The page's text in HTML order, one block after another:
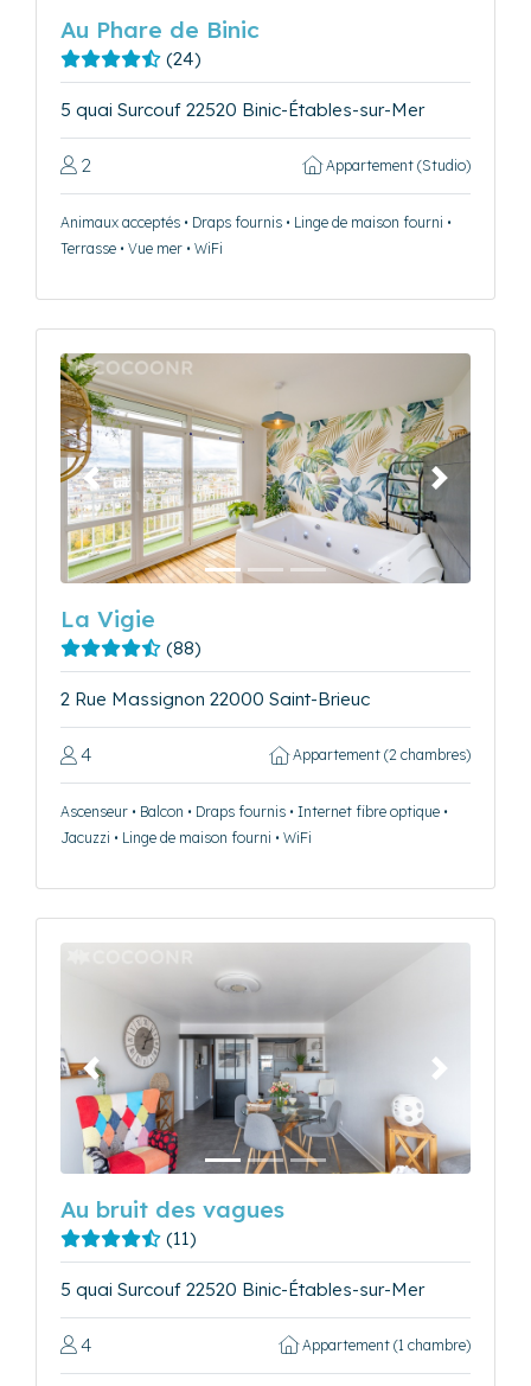
Au Phare de Binic
(24)
5 quai Surcouf 22520 Binic-Étables-sur-Mer
2 Appartement (Studio)
Animaux acceptés • Draps fournis • Linge de maison fourni •
Terrasse • Vue mer • WiFi
Précédent Suivant
La Vigie
(88)
2 Rue Massignon 22000 Saint-Brieuc
4 Appartement (2 chambres)
Ascenseur • Balcon • Draps fournis • Internet fibre optique •
Jacuzzi • Linge de maison fourni • WiFi
Précédent Suivant
Au bruit des vagues
(11)
5 quai Surcouf 22520 Binic-Étables-sur-Mer
4 Appartement (1 chambre)